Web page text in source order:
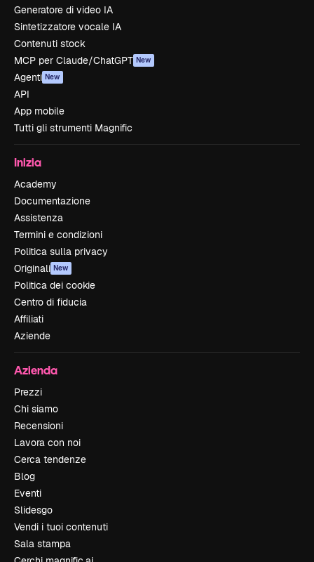
Generatore di video IA
Sintetizzatore vocale IA
Contenuti stock
MCP per Claude/ChatGPT New
Agenti New
API
App mobile
Tutti gli strumenti Magnific
Inizia
Academy
Documentazione
Assistenza
Termini e condizioni
Politica sulla privacy
Originali New
Politica dei cookie
Centro di fiducia
Affiliati
Aziende
Azienda
Prezzi
Chi siamo
Recensioni
Lavora con noi
Cerca tendenze
Blog
Eventi
Slidesgo
Vendi i tuoi contenuti
Sala stampa